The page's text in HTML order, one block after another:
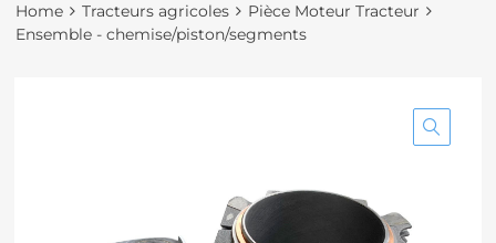
Home Tracteurs agricoles
Pièce Moteur Tracteur
Ensemble - chemise/piston/segments